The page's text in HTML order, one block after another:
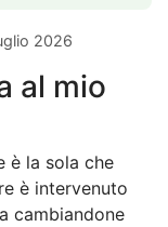
2026
al mio
è la sola che
è intervenuto
cambiandone